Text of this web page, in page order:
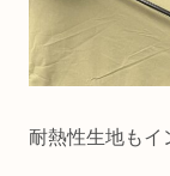
耐熱性生地もイ